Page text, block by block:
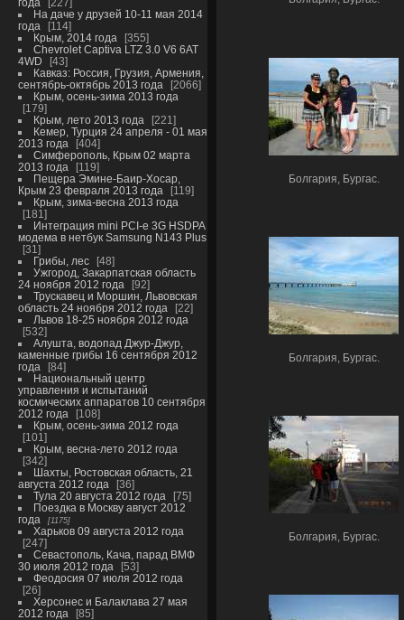
На даче у друзей 10-11 мая 2014
года
114
Крым, 2014 года
355
Chevrolet Captiva LTZ 3.0 V6 6AT
4WD
43
Кавказ: Россия, Грузия, Армения,
сентябрь-октябрь 2013 года
2066
Крым, осень-зима 2013 года
179
Крым, лето 2013 года
221
Кемер, Турция 24 апреля - 01 мая
2013 года
404
Симферополь, Крым 02 марта
2013 года
119
Пещера Эмине-Баир-Хосар,
Крым 23 февраля 2013 года
119
Крым, зима-весна 2013 года
181
Интеграция mini PCI-e 3G HSDPA
модема в нетбук Samsung N143 Plus
31
Грибы, лес
48
Ужгород, Закарпатская область
24 ноября 2012 года
92
Трускавец и Моршин, Львовская
область 24 ноября 2012 года
22
Львов 18-25 ноября 2012 года
532
Алушта, водопад Джур-Джур,
каменные грибы 16 сентября 2012
года
84
Национальный центр
управления и испытаний
космических аппаратов 10 сентября
2012 года
108
Крым, осень-зима 2012 года
101
Крым, весна-лето 2012 года
342
Шахты, Ростовская область, 21
августа 2012 года
36
Тула 20 августа 2012 года
75
Поездка в Москву август 2012
года
1175
Харьков 09 августа 2012 года
247
Севастополь, Кача, парад ВМФ
30 июля 2012 года
53
Феодосия 07 июля 2012 года
26
Херсонес и Балаклава 27 мая
2012 года
85
Болгария, Бургас.
Болгария, Бургас.
Болгария, Бургас.